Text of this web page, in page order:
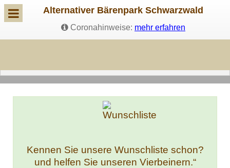
Alternativer Bärenpark Schwarzwald
Coronahinweise: mehr erfahren
Kennen Sie unsere Wunschliste schon?
und helfen Sie unseren Vierbeinern.“